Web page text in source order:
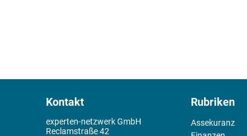
Kontakt
experten-netzwerk GmbH
Reclamstraße 42
Rubriken
Assekuranz